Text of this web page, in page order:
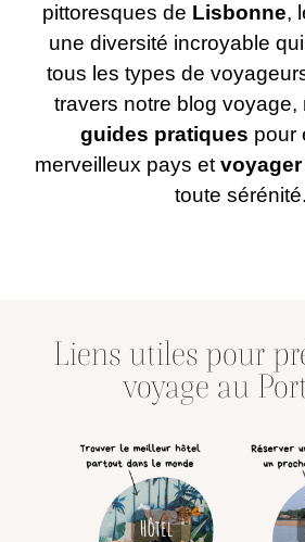
pittoresques de Lisbonne,
une diversité incroyable
tous les types de
travers notre blog voyage,
guides pratiques pour
merveilleux pays etvoyager
toute sérénité.
Liens utiles pour
voyage au